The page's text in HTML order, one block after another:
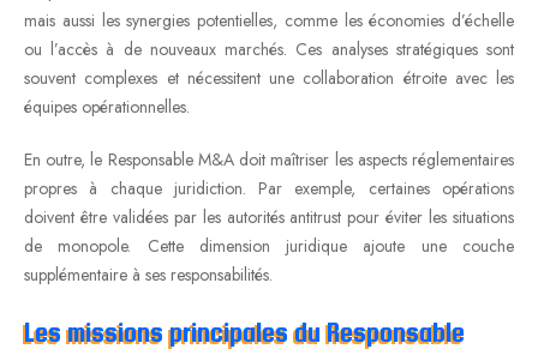
mais aussi les synergies potentielles, comme les économies d’échelle
ou l’accès à de nouveaux marchés. Ces analyses stratégiques sont
souvent complexes et nécessitent une collaboration étroite avec les
équipes opérationnelles.
En outre, le Responsable M&A doit maîtriser les aspects réglementaires
propres à chaque juridiction. Par exemple, certaines opérations
doivent être validées par les autorités antitrust pour éviter les situations
de monopole. Cette dimension juridique ajoute une couche
supplémentaire à ses responsabilités.
Les missions principales du Responsable